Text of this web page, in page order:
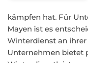
kämpfen hat. Für
Mayen ist es
Winterdienst an ihrer
Unternehmen bietet